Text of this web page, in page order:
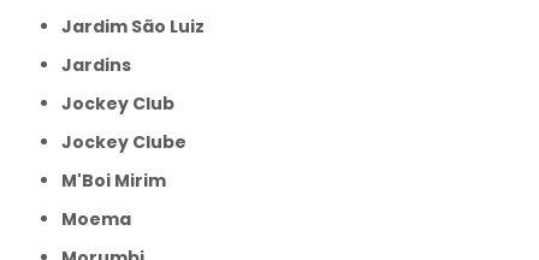
Jardim São Luiz
Jardins
Jockey Club
Jockey Clube
M'Boi Mirim
Moema